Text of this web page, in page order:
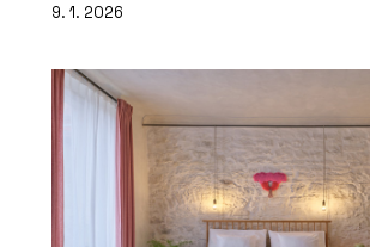
9. 1. 2026